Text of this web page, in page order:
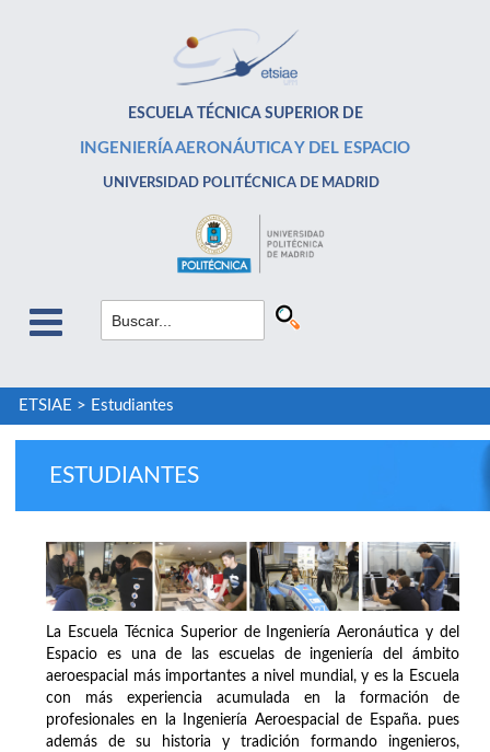
ESCUELA TÉCNICA SUPERIOR DE
INGENIERÍA AERONÁUTICA Y DEL ESPACIO
UNIVERSIDAD POLITÉCNICA DE MADRID
ETSIAE > Estudiantes
ESTUDIANTES
La Escuela Técnica Superior de Ingeniería Aeronáutica y del
Espacio es una de las escuelas de ingeniería del ámbito
aeroespacial más importantes a nivel mundial, y es la Escuela
con más experiencia acumulada en la formación de
profesionales en la Ingeniería Aeroespacial de España. pues
además de su historia y tradición formando ingenieros,